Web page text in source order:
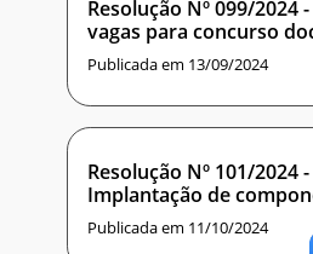
Resolução Nº 099/2024
vagas para concurso
Publicada em 13/09/2024
Resolução Nº 101/2024
Implantação de
Publicada em 11/10/2024